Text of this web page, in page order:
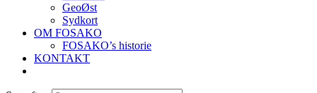
GeoØst
Sydkort
OM FOSAKO
FOSAKO’s historie
KONTAKT